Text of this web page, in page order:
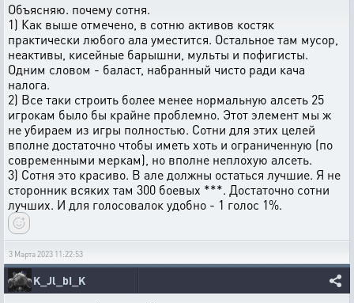
Объясняю. почему сотня.
1) Как выше отмечено, в сотню активов костяк
практически любого ала уместится. Остальное там мусор,
неактивы, кисейные барышни, мульты и пофигисты.
Одним словом - баласт, набранный чисто ради кача
налога.
2) Все таки строить более менее нормальную алсеть 25
игрокам было бы крайне проблемно. Этот элемент мы ж
не убираем из игры полностью. Сотни для этих целей
вполне достаточно чтобы иметь хоть и ограниченную (по
современными меркам), но вполне неплохую алсеть.
3) Сотня это красиво. В але должны остаться лучшие. Я не
сторонник всяких там 300 боевых ***. Достаточно сотни
лучших. И для голосовалок удобно - 1 голос 1%.
3 Марта 2023 11:22:53
K_Jl_bI_K